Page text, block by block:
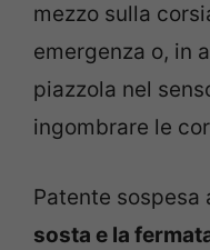
mezzo sulla
emergenza o, in
piazzola nel
ingombrare le
Patente sospesa
sosta e la